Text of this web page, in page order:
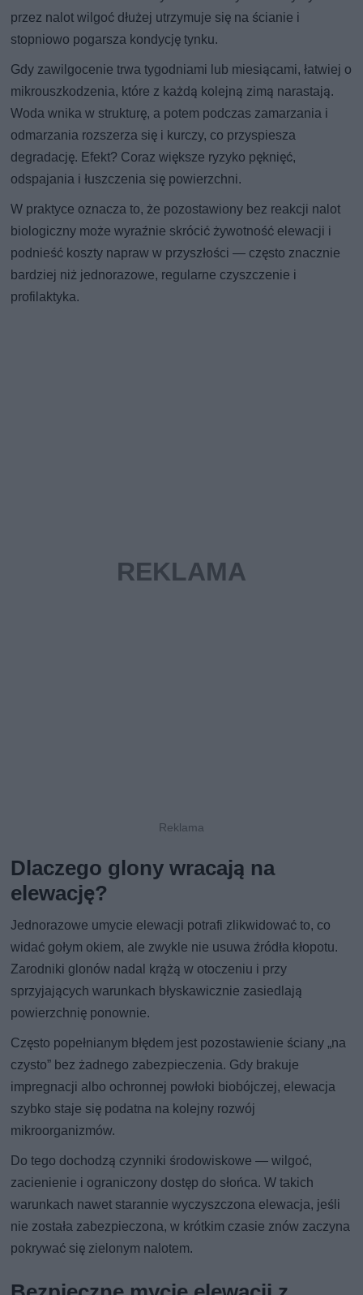
przez nalot wilgoć dłużej utrzymuje się na ścianie i
stopniowo pogarsza kondycję tynku.
Gdy zawilgocenie trwa tygodniami lub miesiącami, łatwiej o
mikrouszkodzenia, które z każdą kolejną zimą narastają.
Woda wnika w strukturę, a potem podczas zamarzania i
odmarzania rozszerza się i kurczy, co przyspiesza
degradację. Efekt? Coraz większe ryzyko pęknięć,
odspajania i łuszczenia się powierzchni.
W praktyce oznacza to, że pozostawiony bez reakcji nalot
biologiczny może wyraźnie skrócić żywotność elewacji i
podnieść koszty napraw w przyszłości — często znacznie
bardziej niż jednorazowe, regularne czyszczenie i
profilaktyka.
Dlaczego glony wracają na
elewację?
Jednorazowe umycie elewacji potrafi zlikwidować to, co
widać gołym okiem, ale zwykle nie usuwa źródła kłopotu.
Zarodniki glonów nadal krążą w otoczeniu i przy
sprzyjających warunkach błyskawicznie zasiedlają
powierzchnię ponownie.
Często popełnianym błędem jest pozostawienie ściany „na
czysto” bez żadnego zabezpieczenia. Gdy brakuje
impregnacji albo ochronnej powłoki biobójczej, elewacja
szybko staje się podatna na kolejny rozwój
mikroorganizmów.
Do tego dochodzą czynniki środowiskowe — wilgoć,
zacienienie i ograniczony dostęp do słońca. W takich
warunkach nawet starannie wyczyszczona elewacja, jeśli
nie została zabezpieczona, w krótkim czasie znów zaczyna
pokrywać się zielonym nalotem.